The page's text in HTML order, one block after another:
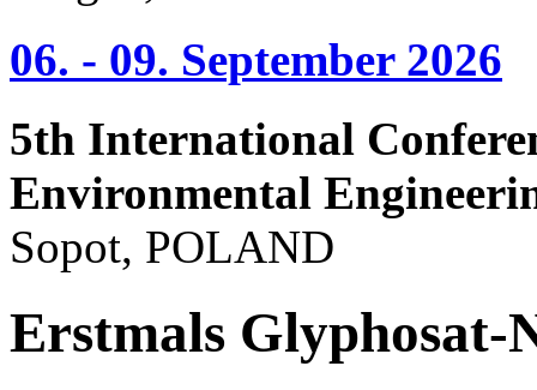
06. - 09. September 2026
5th International
Environmental
Sopot, POLAND
Erstmals Glyphosat-